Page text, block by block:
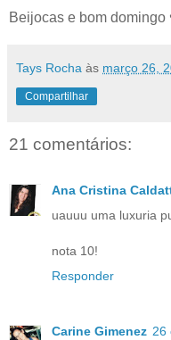
Beijocas e bom domingo
Tays Rocha às março 26,
Compartilhar
21 comentários:
Ana Cristina
uauuu uma luxuria
nota 10!
Responder
Carine Gimenez 26